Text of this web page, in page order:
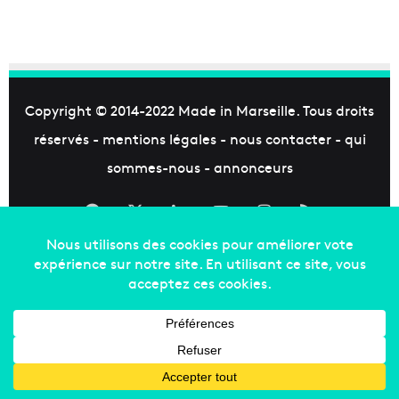
Copyright © 2014-2022 Made in Marseille. Tous droits
réservés - mentions légales- nous contacter- qui
sommes-nous- annonceurs
Facebook
X LinkedinYouTubeInstagram
RSS